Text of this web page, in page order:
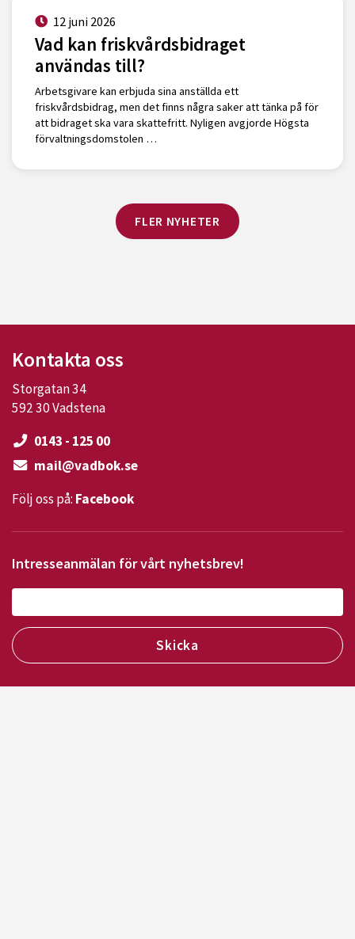
12 juni 2026
Vad kan friskvårdsbidraget
användas till?
Arbetsgivare kan erbjuda sina anställda ett
friskvårdsbidrag, men det finns några saker att tänka på för
att bidraget ska vara skattefritt. Nyligen avgjorde Högsta
förvaltningsdomstolen …
FLER NYHETER
Kontakta oss
Storgatan 34
592 30 Vadstena
0143 - 125 00
mail@vadbok.se
Följ oss på: Facebook
Intresseanmälan för vårt nyhetsbrev!